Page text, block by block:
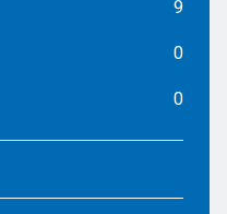
9
0
0